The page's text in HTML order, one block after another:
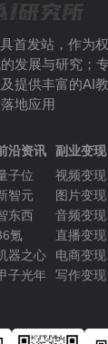
首发站，作为
发展与研究；
提供丰富的AI
地应用
沿资讯
子位
智元
东西
氪
器之心
子光年
副业变现
视频变现
图片变现
音频变现
直播变现
电商变现
写作变现